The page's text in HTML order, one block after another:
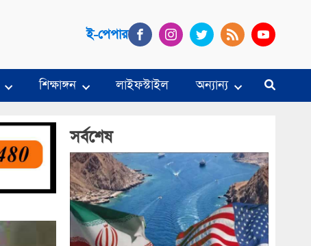
ই-পেপার
শিক্ষাঙ্গন লাইফস্টাইল অন্যান্য
সর্বশেষ